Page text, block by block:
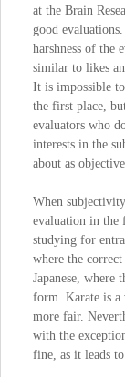
at the Brain
good
harshness of the
similar to likes
It is impossible
the first place,
evaluators who
interests in the
about as
When
evaluation in the
studying for
where the
Japanese, where
form. Karate is a
more fair.
with the
fine, as it leads